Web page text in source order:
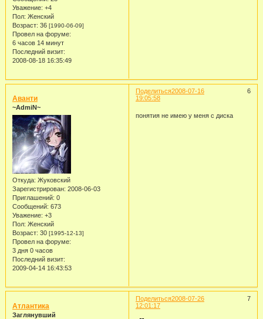
Уважение: +4
Пол: Женский
Возраст: 36 [1990-06-09]
Провел на форуме:
6 часов 14 минут
Последний визит:
2008-08-18 16:35:49
Поделиться 6
2008-07-16
19:05:58
Аванти
~AdmiN~
Откуда: Жуковский
Зарегистрирован: 2008-06-03
Приглашений: 0
Сообщений: 673
Уважение: +3
Пол: Женский
Возраст: 30 [1995-12-13]
Провел на форуме:
3 дня 0 часов
Последний визит:
2009-04-14 16:43:53
понятия не имею у меня с диска
Поделиться 7
2008-07-26
12:01:17
Атлантика
Заглянувший